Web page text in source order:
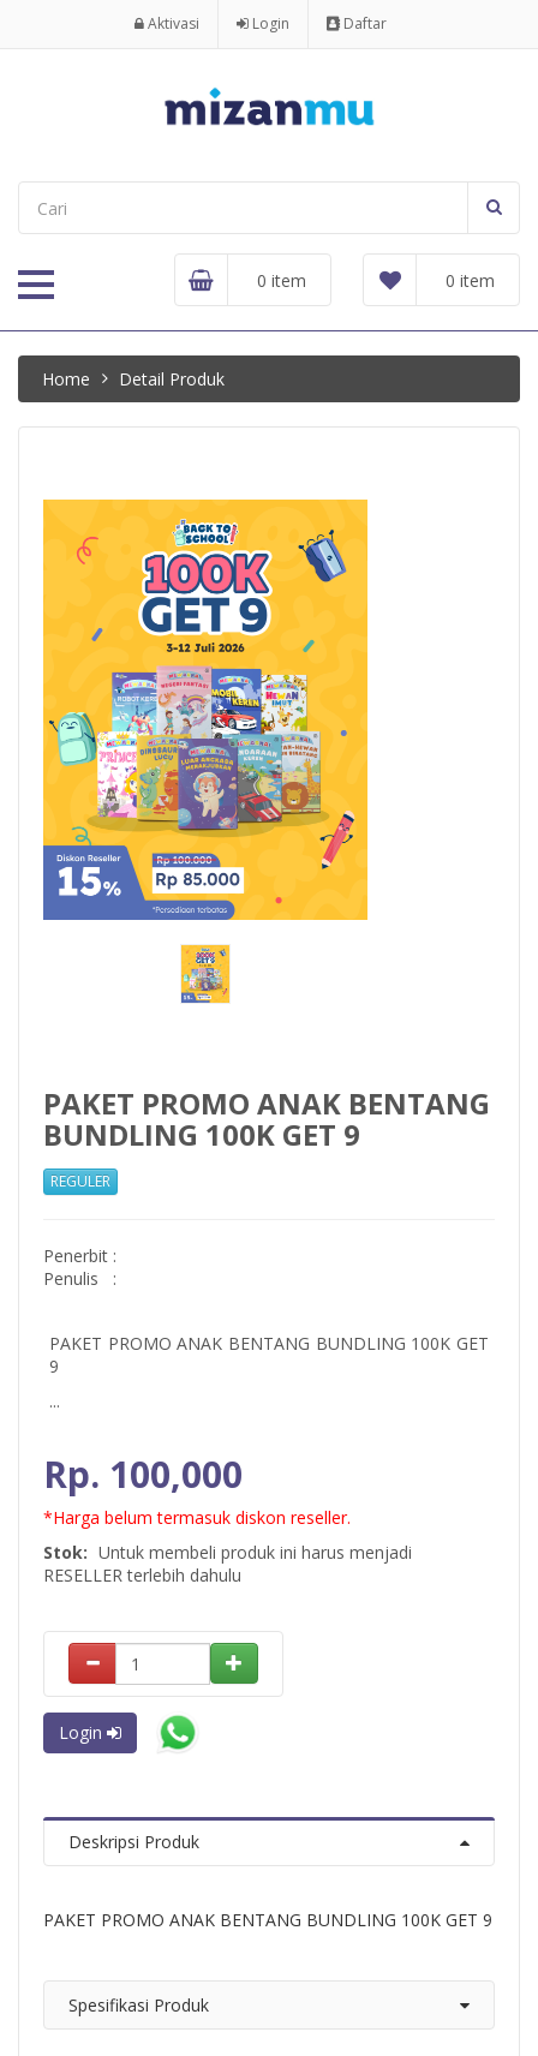
Aktivasi Login Daftar
0 item
0 item
Home Detail Produk
PAKET PROMO ANAK BENTANG
BUNDLING 100K GET 9
REGULER
Penerbit :
Penulis
:
PAKET PROMO ANAK BENTANG BUNDLING 100K GET
9
...
Rp. 100,000
*Harga belum termasuk diskon reseller.
Stok: Untuk membeli produk ini harus menjadi
RESELLER terlebih dahulu
Login
Deskripsi Produk
PAKET PROMO ANAK BENTANG BUNDLING 100K GET 9
Spesifikasi Produk